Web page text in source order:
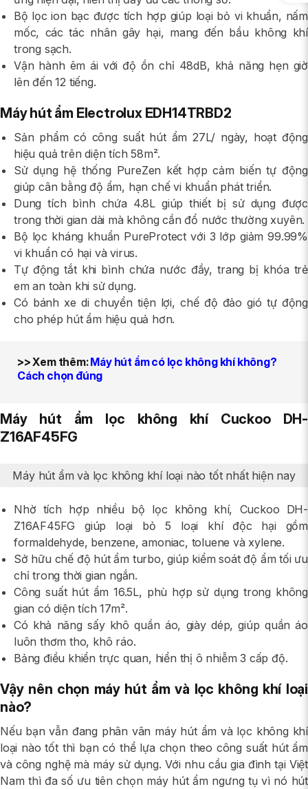
Bộ lọc ion bạc được tích hợp giúp loại bỏ vi khuẩn, nấm
mốc, các tác nhân gây hại, mang đến bầu không khí
trong sạch.
Vận hành êm ái với độ ồn chỉ 48dB, khả năng hẹn giờ
lên đến 12 tiếng.
Máy hút ẩm Electrolux EDH14TRBD2
Sản phẩm có công suất hút ẩm 27L/ ngày, hoạt động
hiệu quả trên diện tích 58m².
Sử dụng hệ thống PureZen kết hợp cảm biến tự động
giúp cân bằng độ ẩm, hạn chế vi khuẩn phát triển.
Dung tích bình chứa 4.8L giúp thiết bị sử dụng được
trong thời gian dài mà không cần đổ nước thường xuyên.
Bộ lọc kháng khuẩn PureProtect với 3 lớp giảm 99.99%
vi khuẩn có hại và virus.
Tự động tắt khi bình chứa nước đầy, trang bị khóa trẻ
em an toàn khi sử dụng.
Có bánh xe di chuyển tiện lợi, chế độ đảo gió tự động
cho phép hút ẩm hiệu quả hơn.
>> Xem thêm:Máy hút ẩm có lọc không khí không?
Cách chọn đúng
Máy hút ẩm lọc không khí Cuckoo DH-
Z16AF45FG
Máy hút ẩm và lọc không khí loại nào tốt nhất hiện nay
Nhờ tích hợp nhiều bộ lọc không khí, Cuckoo DH-
Z16AF45FG giúp loại bỏ 5 loại khí độc hại gồm
formaldehyde, benzene, amoniac, toluene và xylene.
Sở hữu chế độ hút ẩm turbo, giúp kiểm soát độ ẩm tối ưu
chỉ trong thời gian ngắn.
Công suất hút ẩm 16.5L, phù hợp sử dụng trong không
gian có diện tích 17m².
Có khả năng sấy khô quần áo, giày dép, giúp quần áo
luôn thơm tho, khô ráo.
Bảng điều khiển trực quan, hiển thị ô nhiễm 3 cấp độ.
Vậy nên chọn máy hút ẩm và lọc không khí loại
nào?
Nếu bạn vẫn đang phân vân máy hút ẩm và lọc không khí
loại nào tốt thì bạn có thể lựa chọn theo công suất hút ẩm
và công nghệ mà máy sử dụng. Với nhu cầu gia đình tại Việt
Nam thì đa số ưu tiên chọn máy hút ẩm ngưng tụ vì nó hút